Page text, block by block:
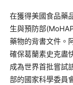
在獲得美國食品藥
生與預防部
藥物的背書文件。
確保葛蘭素史克盡
成為世界首批嘗試
部的國家科學委員